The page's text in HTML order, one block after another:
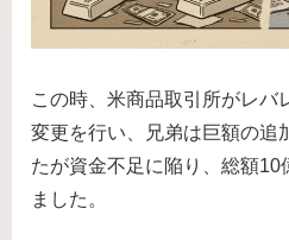
この時、米商品取引所がレバ
変更を行い、兄弟は巨額の追
たが資金不足に陥り、総額10
ました。